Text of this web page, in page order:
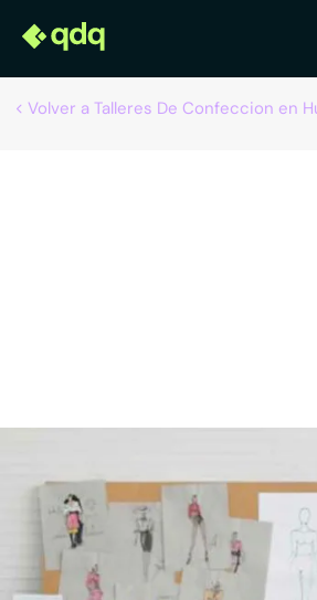
Volver a Talleres De Confeccion en
Talleres de confección
C. la Huerta, Plaza de la Constitución, 3,
VISITAR WEB CÓMO LLEGAR